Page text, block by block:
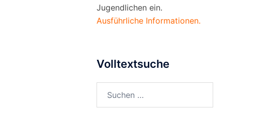
Jugendlichen ein.
Ausführliche Informationen.
Volltextsuche
nach: